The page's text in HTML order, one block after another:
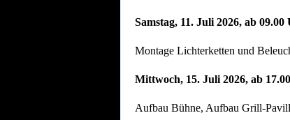
Samstag, 11. Juli 2026, ab 09.00
Montage Lichterketten und
Mittwoch, 15. Juli 2026, ab
Aufbau Bühne, Aufbau Grill-